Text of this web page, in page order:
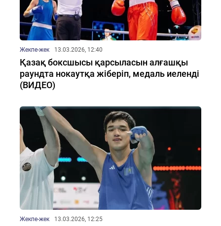
Жекпе-жек 13.03.2026, 12:40
Қазақ боксшысы қарсыласын алғашқы
раундта нокаутқа жіберіп, медаль иеленді
(ВИДЕО)
Жекпе-жек 13.03.2026, 12:25